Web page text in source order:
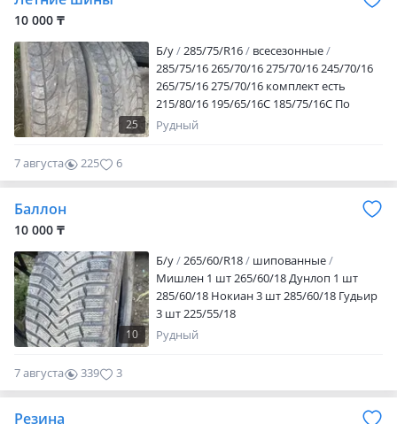
10 000 ₸
25
Б/у 285/75/R16
всесезонные
285/75/16 265/70/16 275/70/16 245/70/16
265/75/16 275/70/16 комплект есть
215/80/16 195/65/16С 185/75/16С По
штучно 10000 торг Можно все сразу,
Рудный
7 августа 225 6
Баллон
10 000 ₸
10
Б/у 265/60/R18
шипованные
Мишлен 1 шт 265/60/18 Дунлоп 1 шт
285/60/18 Нокиан 3 шт 285/60/18 Гудьир
3 шт 225/55/18
Рудный
7 августа 339 3
Резина